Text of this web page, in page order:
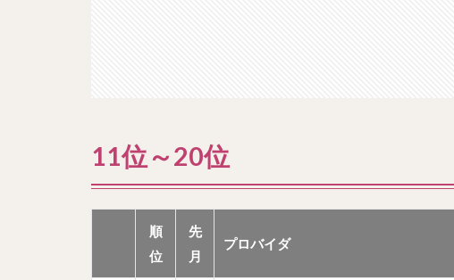
11位～20位
順
位
先
月
プロバイダ